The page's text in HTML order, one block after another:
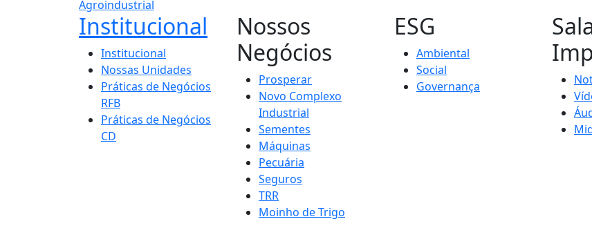
Institucional
Institucional
Nossas Unidades
Práticas de Negócios
RFB
Práticas de Negócios
CD
Nossos
Negócios
Prosperar
Novo Complexo
Industrial
Sementes
Máquinas
Pecuária
Seguros
TRR
Moinho de Trigo
ESG
Ambiental
Social
Governança